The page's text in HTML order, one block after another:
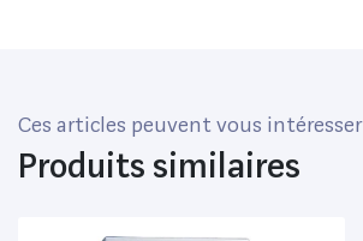
Ces articles peuvent vous intéresser
Produits similaires